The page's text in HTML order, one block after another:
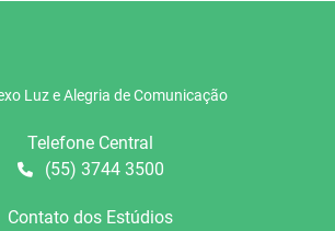
Luz e Alegria de Comunicação
Telefone Central
(55) 3744 3500
Contato dos Estúdios